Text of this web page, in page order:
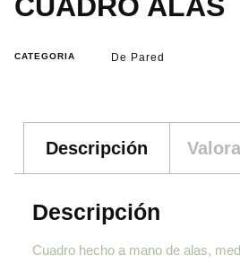
CUADRO ALAS
CATEGORIA De Pared
Descripción
Descripción
Cuadro hecho a mano de alas,